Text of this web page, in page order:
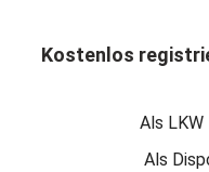
Kostenlos
Als LKW
Als